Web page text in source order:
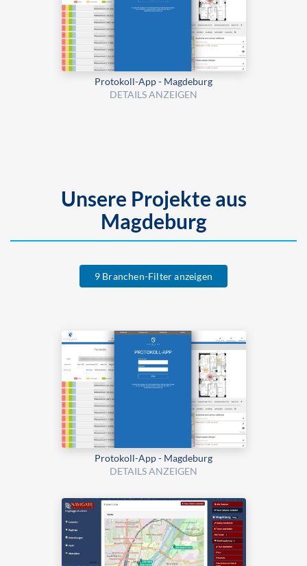
Protokoll-App - Magdeburg
DETAILS ANZEIGEN
Unsere Projekte aus
Magdeburg
9 Branchen-Filter anzeigen
Protokoll-App - Magdeburg
DETAILS ANZEIGEN